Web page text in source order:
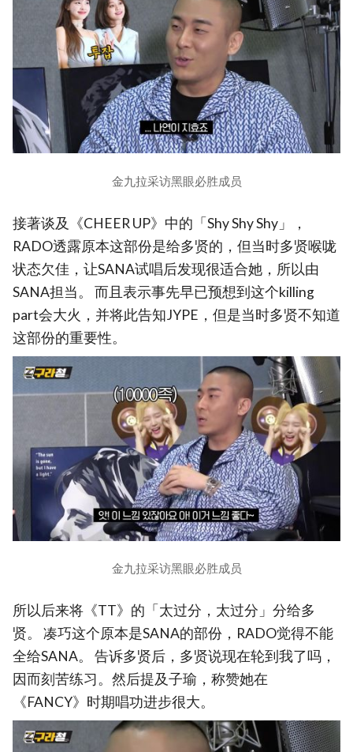
金九拉采访黑眼必胜成员
接著谈及《CHEER UP》中的「Shy Shy Shy」，
RADO透露原本这部份是给多贤的，但当时多贤喉咙
状态欠佳，让SANA试唱后发现很适合她，所以由
SANA担当。 而且表示事先早已预想到这个killing
part会大火，并将此告知JYPE，但是当时多贤不知道
这部份的重要性。
金九拉采访黑眼必胜成员
所以后来将《TT》的「太过分，太过分」分给多
贤。 凑巧这个原本是SANA的部份，RADO觉得不能
全给SANA。 告诉多贤后，多贤说现在轮到我了吗，
因而刻苦练习。然后提及子瑜，称赞她在
《FANCY》时期唱功进步很大。